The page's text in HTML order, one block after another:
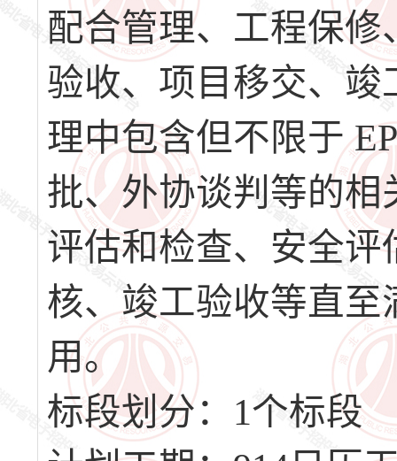
配合管理、工程保
验收、项目移交、竣
理中包含但不限于
批、外协谈判等的
评估和检查、安全
核、竣工验收等直
用。
标段划分：1个标段